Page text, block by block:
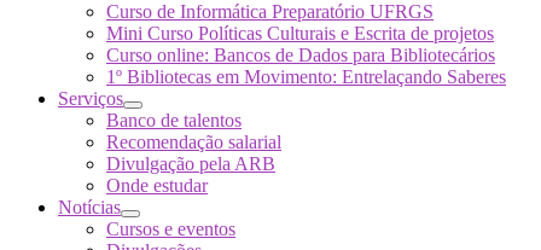
Curso de Informática Preparatório UFRGS
Mini Curso Políticas Culturais e Escrita de projetos
Curso online: Bancos de Dados para Bibliotecários
1º Bibliotecas em Movimento: Entrelaçando Saberes
Serviços
Banco de talentos
Recomendação salarial
Divulgação pela ARB
Onde estudar
Notícias
Cursos e eventos